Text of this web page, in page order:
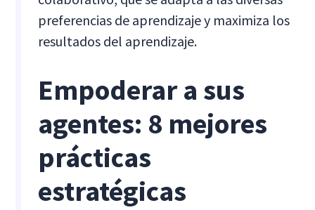
preferencias de aprendizaje y maximiza los
resultados del aprendizaje.
Empoderar a sus
agentes: 8 mejores
prácticas
estratégicas